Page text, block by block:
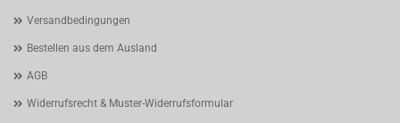
Versandbedingungen
Bestellen aus dem Ausland
AGB
Widerrufsrecht & Muster-Widerrufsformular